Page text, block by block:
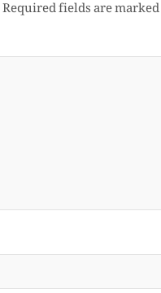
Required fields are marked